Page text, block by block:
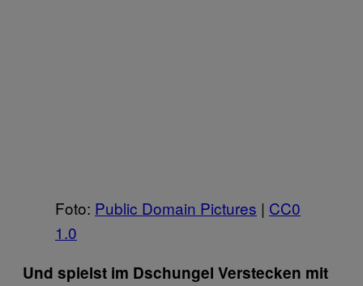
Foto: Public Domain Pictures | CC0
1.0
Und spielst im Dschungel Verstecken mit